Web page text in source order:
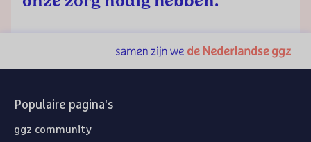
Populaire pagina's
ggz community